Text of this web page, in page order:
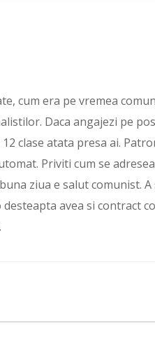
cum era pe vremea
Daca angajezi pe
clase atata presa ai.
Priviti cum se
ziua e salut comunist.
avea si contract